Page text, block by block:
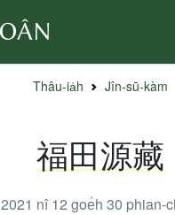
Thâu-ia̍h Jîn-sū-kàm
福田源藏
2021 nî 12 goe̍h 30 phian-